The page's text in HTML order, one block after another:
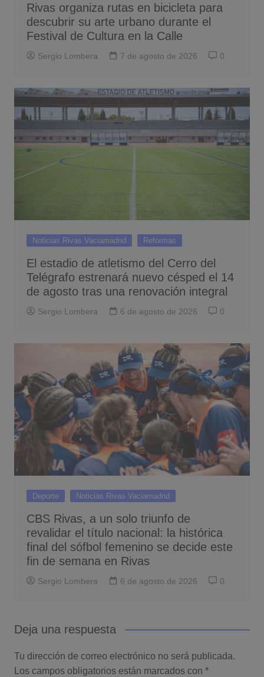
Rivas organiza rutas en bicicleta para
descubrir su arte urbano durante el
Festival de Cultura en la Calle
Sergio Lombera 7 de agosto de 2026 0
Noticias Rivas Vaciamadrid Reformas
El estadio de atletismo del Cerro del
Telégrafo estrenará nuevo césped el 14
de agosto tras una renovación integral
Sergio Lombera 6 de agosto de 2026 0
Deporte Noticias Rivas Vaciamadrid
CBS Rivas, a un solo triunfo de
revalidar el título nacional: la histórica
final del sófbol femenino se decide este
fin de semana en Rivas
Sergio Lombera 6 de agosto de 2026 0
Deja una respuesta
Tu dirección de correo electrónico no será publicada.
Los campos obligatorios están marcados con *